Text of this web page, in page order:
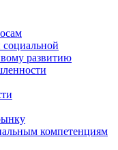
развитию
компетенциям